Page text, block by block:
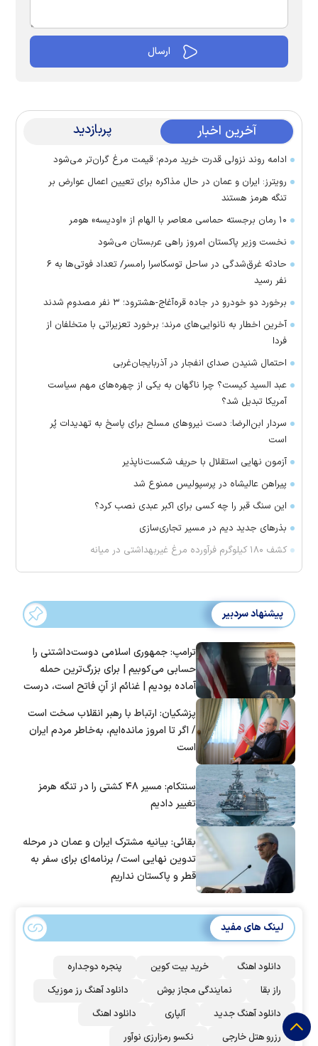
آخرین اخبار پربازدید
ادامه روند نزولی قدرت خرید مردم؛ قیمت مرغ گران‌تر می‌شود
رویترز: ایران و عمان در حال مذاکره برای تعیین اعمال عوارض بر
تنگه هرمز هستند
۱۰ رمان برجسته حماسی معاصر با الهام از «اودیسه» هومر
نخست وزیر پاکستان امروز راهی عربستان می‌شود
حادثه غرق‌شدگی در ساحل توسکاسرا رامسر/ تعداد فوتی‌ها به ۶
نفر رسید
برخورد دو خودرو در جاده قره‌آغاج-هشترود؛ ۳ نفر مصدوم شدند
آخرین اخطار به نانوایی‌های مرند؛ برخورد تعزیراتی با متخلفان از
فردا
احتمال شنیدن صدای انفجار در آذربایجان‌غربی
عبد السید کیست؟ چرا ناگهان به یکی از چهره‌های مهم سیاست
آمریکا تبدیل شد؟
سردار ابن‌الرضا: دست نیرو‌های مسلح برای پاسخ به تهدیدات پُر
است
آزمون نهایی استقلال با حریف شکست‌ناپذیر
پیراهن عالیشاه در پرسپولیس ممنوع شد
این سنگ قبر را چه کسی برای اکبر عبدی نصب کرد؟
بذرهای جدید دیم در مسیر تجاری‌سازی
کشف ۱۸۰ کیلوگرم فرآورده‌ مرغ غیربهداشتی در میانه
پیشنهاد سردبیر
ترامپ: جمهوری اسلامی دوست‌داشتنی را
حسابی می‌کوبیم | برای بزرگ‌ترین حمله
آماده بودیم | غنائم از آنِ فاتح است، درست
پزشکیان: ارتباط با رهبر انقلاب سخت است
/ اگر تا امروز مانده‌ایم، به‌خاطر مردم ایران
است
سنتکام: مسیر ۴۸ کشتی را در تنگه هرمز
تغییر دادیم
بقائی: بیانیه مشترک ایران و عمان در مرحله
تدوین نهایی است/ برنامه‌ای برای سفر به
قطر و پاکستان نداریم
لینک های مفید
دانلود اهنگ خرید بیت کوین
پنجره دوجداره
راز بقا
نمایندگی مجاز بوش
دانلود آهنگ رز‌ موزیک
دانلود آهنگ جدید
آلپاری
دانلود اهنگ
رزرو هتل خارجی
نکسو رمزارزی نوآور